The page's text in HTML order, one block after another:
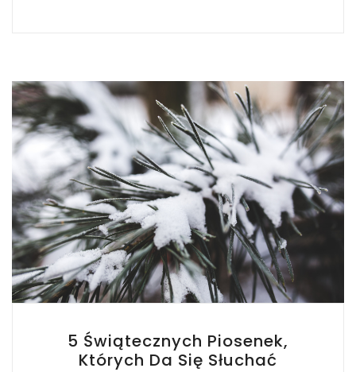
5 Świątecznych Piosenek,
Których Da Się Słuchać